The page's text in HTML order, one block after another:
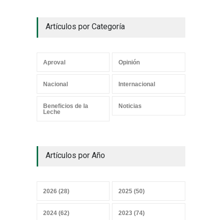
05 julio 2026
Los mensajes correctos
cuándo?
Convicciones gremiales
Artículos por Categoría
Aproval Opinión
Nacional Internacional
Beneficios de la
Leche
Noticias
Artículos por Año
2026 (28) 2025 (50)
2024 (62) 2023 (74)